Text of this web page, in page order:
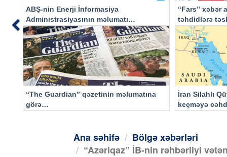
ABŞ-nin Enerji İnformasiya
Administrasiyasının məlumatı
əsasında…
“Fars” xəbər
təhdidlərə
“The Guardian” qəzetinin məlumatına
görə…
İran Silahlı
keçməyə
Previous
Ana səhifə
Bölgə xəbərləri
“Azəriqaz” İB-nin rəhbərliyi